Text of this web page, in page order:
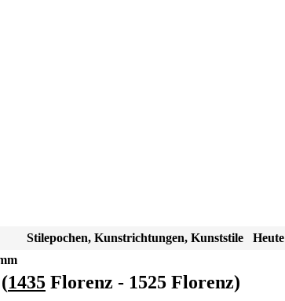
Stilepochen, Kunstrichtungen, Kunststile
1435 Florenz - 1525 Florenz)